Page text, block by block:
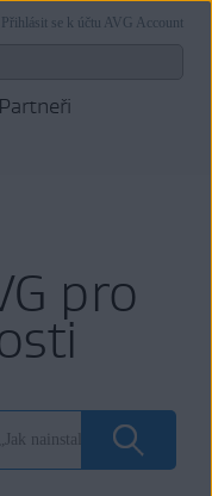
Přihlásit se k účtu AVG Account
Partneři
pro